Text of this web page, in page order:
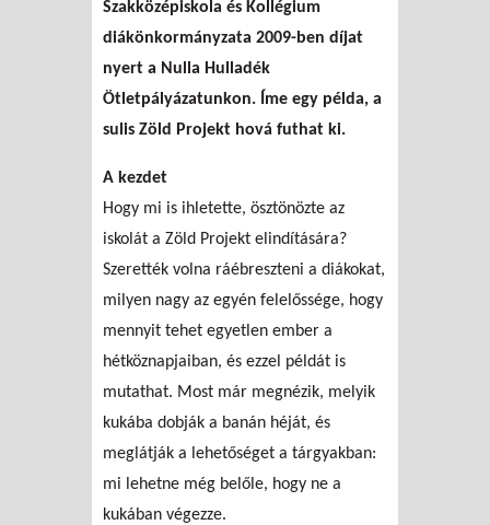
Szakközépiskola és Kollégium
diákönkormányzata 2009-ben díjat
nyert a Nulla Hulladék
Ötletpályázatunkon. Íme egy példa, a
sulis Zöld Projekt hová futhat ki.
A kezdet
Hogy mi is ihletette, ösztönözte az
iskolát a Zöld Projekt elindítására?
Szerették volna ráébreszteni a diákokat,
milyen nagy az egyén felelőssége, hogy
mennyit tehet egyetlen ember a
hétköznapjaiban, és ezzel példát is
mutathat. Most már megnézik, melyik
kukába dobják a banán héját, és
meglátják a lehetőséget a tárgyakban:
mi lehetne még belőle, hogy ne a
kukában végezze.